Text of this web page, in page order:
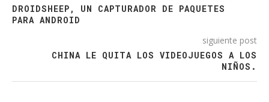
DROIDSHEEP, UN CAPTURADOR DE PAQUETES
PARA ANDROID
siguiente post
CHINA LE QUITA LOS VIDEOJUEGOS A LOS
NIÑOS.